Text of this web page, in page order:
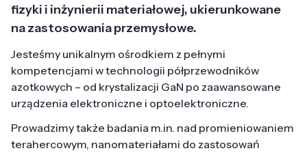
fizyki i inżynierii materiałowej, ukierunkowane
na zastosowania przemysłowe.
Jesteśmy unikalnym ośrodkiem z pełnymi
kompetencjami w technologii półprzewodników
azotkowych – od krystalizacji GaN po zaawansowane
urządzenia elektroniczne i optoelektroniczne.
Prowadzimy także badania m.in. nad promieniowaniem
terahercowym, nanomateriałami do zastosowań